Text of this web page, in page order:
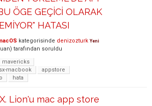
ÖGE GEÇİCİ OLARAK
HATASI
kategorisinde denizozturk Yeni
tarafından soruldu
mavericks
macbook
appstore
hata
Lion'u mac app store